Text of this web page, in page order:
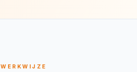
WERKWIJZE